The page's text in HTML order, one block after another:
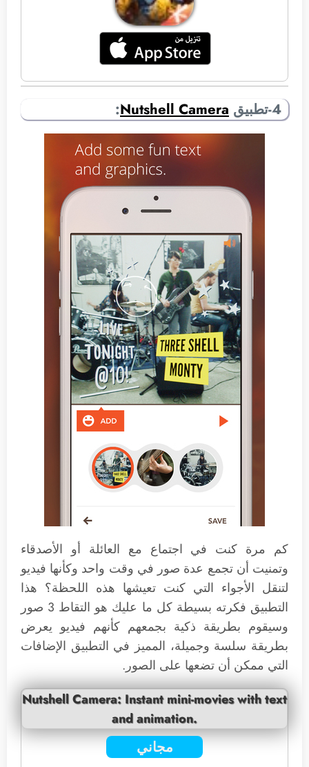
4-تطبيق Nutshell Camera
:
كم مرة كنت في اجتماع مع العائلة أو الأصدقاء
وتمنيت أن تجمع عدة صور في وقت واحد وكأنها فيديو
لتنقل الأجواء التي كنت تعيشها هذه اللحظة؟ هذا
التطبيق فكرته بسيطة كل ما عليك هو التقاط 3 صور
وسيقوم بطريقة ذكية بجمعهم كأنهم فيديو يعرض
بطريقة سلسة وجميلة، المميز في التطبيق الإضافات
التي ممكن أن تضعها على الصور.
Nutshell Camera: Instant mini-movies with text
and animation.
مجاني